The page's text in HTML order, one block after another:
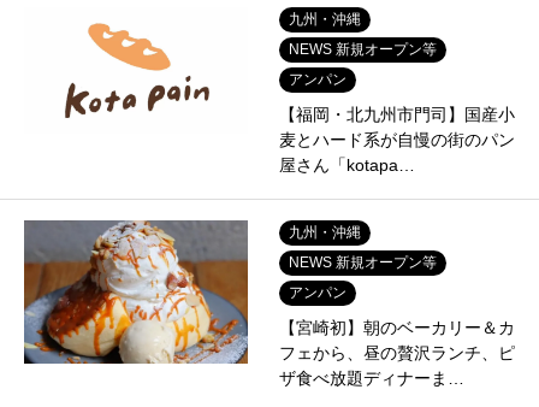
九州・沖縄
NEWS 新規オープン等
アンパン
【福岡・北九州市門司】国産小
麦とハード系が自慢の街のパン
屋さん「kotapa…
九州・沖縄
NEWS 新規オープン等
アンパン
【宮崎初】朝のベーカリー＆カ
フェから、昼の贅沢ランチ、ピ
ザ食べ放題ディナーま…